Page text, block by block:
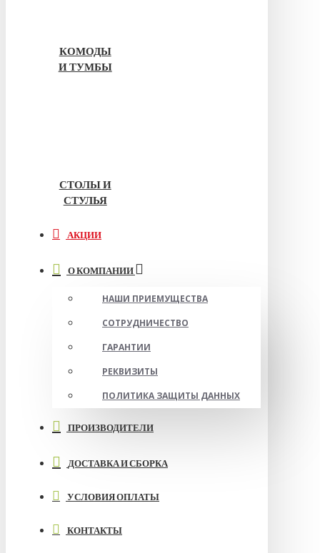
КОМОДЫ
И ТУМБЫ
СТОЛЫ И
СТУЛЬЯ
АКЦИИ
О КОМПАНИИ
НАШИ ПРИЕМУЩЕСТВА
СОТРУДНИЧЕСТВО
ГАРАНТИИ
РЕКВИЗИТЫ
ПОЛИТИКА ЗАЩИТЫ ДАННЫХ
ПРОИЗВОДИТЕЛИ
ДОСТАВКА И СБОРКА
УСЛОВИЯ ОПЛАТЫ
КОНТАКТЫ